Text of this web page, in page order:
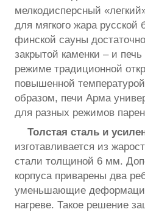
мелкодисперсный
для мягкого жара
финской сауны
закрытой каменки – и
режиме традиционной
повышенной
образом, печи Арма
для разных режимов
Толстая сталь и
изготавливается из
стали толщиной 6 мм.
корпуса приварены два
уменьшающие
нагреве. Такое решение